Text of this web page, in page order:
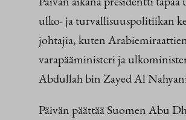
ulko- ja turvallisuuspolitiikan
johtajia, kuten
varapääministeri ja
Abdullah bin Zayed Al
Päivän päättää Suomen Abu